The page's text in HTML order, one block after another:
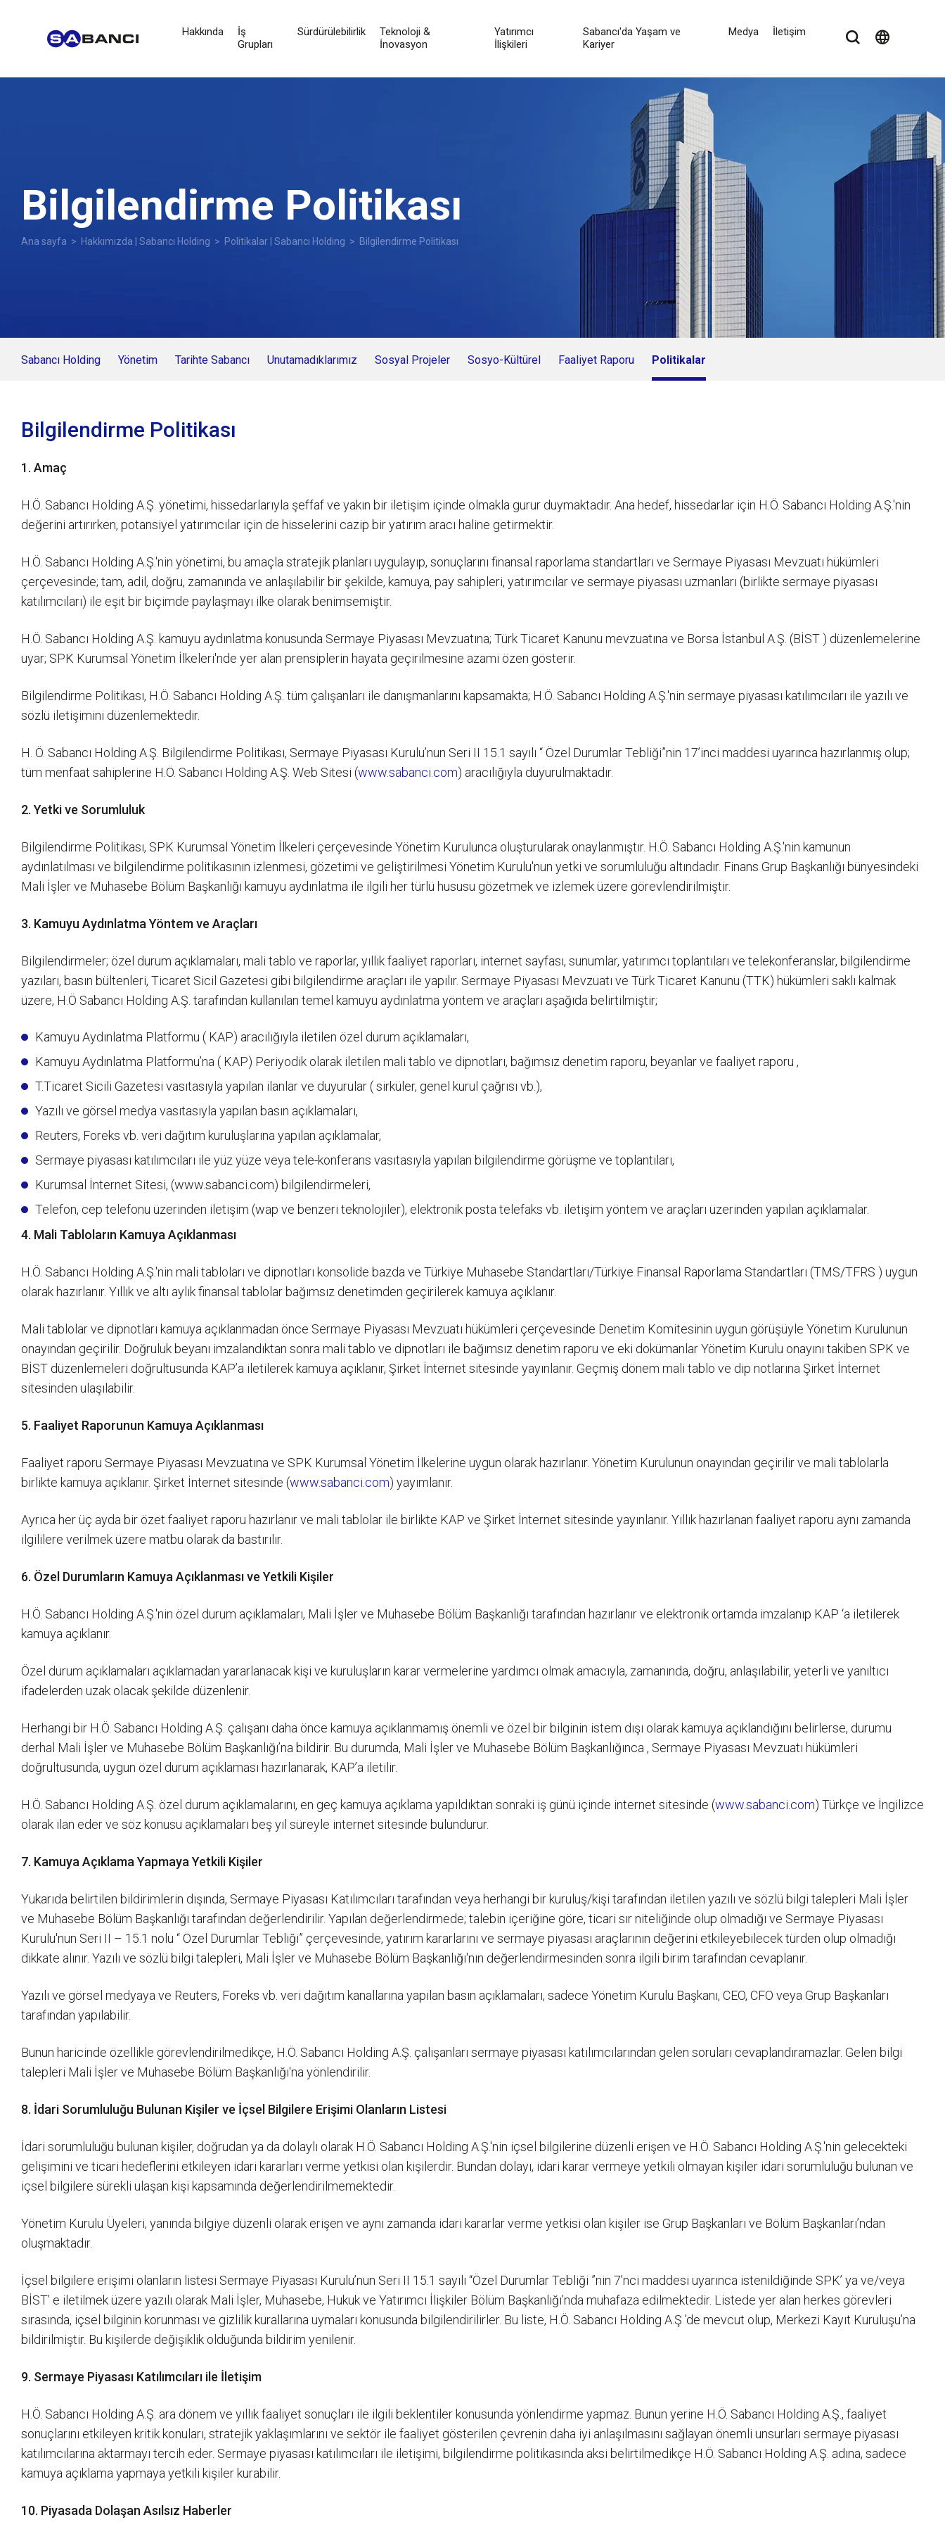
Hakkında
İş
Grupları
Sürdürülebilirlik
Teknoloji &
İnovasyon
Yatırımcı
İlişkileri
Sabancı'da Yaşam ve
Kariyer
Medya İletişim language
Bilgilendirme Politikası
Ana sayfa > Hakkımızda | Sabancı Holding > Politikalar | Sabancı Holding > Bilgilendirme Politikası
Sabancı Holding Yönetim Tarihte Sabancı Unutamadıklarımız Sosyal Projeler Sosyo-Kültürel Faaliyet Raporu Politikalar
Bilgilendirme Politikası
1. Amaç
H.Ö. Sabancı Holding A.Ş. yönetimi, hissedarlarıyla şeffaf ve yakın bir iletişim içinde olmakla gurur duymaktadır. Ana hedef, hissedarlar için H.Ö. Sabancı Holding A.Ş.'nin
değerini artırırken, potansiyel yatırımcılar için de hisselerini cazip bir yatırım aracı haline getirmektir.
H.Ö. Sabancı Holding A.Ş.'nin yönetimi, bu amaçla stratejik planları uygulayıp, sonuçlarını finansal raporlama standartları ve Sermaye Piyasası Mevzuatı hükümleri
çerçevesinde; tam, adil, doğru, zamanında ve anlaşılabilir bir şekilde, kamuya, pay sahipleri, yatırımcılar ve sermaye piyasası uzmanları (birlikte sermaye piyasası
katılımcıları) ile eşit bir biçimde paylaşmayı ilke olarak benimsemiştir.
H.Ö. Sabancı Holding A.Ş. kamuyu aydınlatma konusunda Sermaye Piyasası Mevzuatına; Türk Ticaret Kanunu mevzuatına ve Borsa İstanbul A.Ş. (BİST ) düzenlemelerine
uyar; SPK Kurumsal Yönetim İlkeleri'nde yer alan prensiplerin hayata geçirilmesine azami özen gösterir.
Bilgilendirme Politikası, H.Ö. Sabancı Holding A.Ş. tüm çalışanları ile danışmanlarını kapsamakta; H.Ö. Sabancı Holding A.Ş.'nin sermaye piyasası katılımcıları ile yazılı ve
sözlü iletişimini düzenlemektedir.
H. Ö. Sabancı Holding A.Ş. Bilgilendirme Politikası, Sermaye Piyasası Kurulu’nun Seri II 15.1 sayılı “ Özel Durumlar Tebliği”nin 17’inci maddesi uyarınca hazırlanmış olup;
tüm menfaat sahiplerine H.Ö. Sabancı Holding A.Ş. Web Sitesi (www.sabanci.com) aracılığıyla duyurulmaktadır.
2. Yetki ve Sorumluluk
Bilgilendirme Politikası, SPK Kurumsal Yönetim İlkeleri çerçevesinde Yönetim Kurulunca oluşturularak onaylanmıştır. H.Ö. Sabancı Holding A.Ş.'nin kamunun
aydınlatılması ve bilgilendirme politikasının izlenmesi, gözetimi ve geliştirilmesi Yönetim Kurulu'nun yetki ve sorumluluğu altındadır. Finans Grup Başkanlığı bünyesindeki
Mali İşler ve Muhasebe Bölüm Başkanlığı kamuyu aydınlatma ile ilgili her türlü hususu gözetmek ve izlemek üzere görevlendirilmiştir.
3. Kamuyu Aydınlatma Yöntem ve Araçları
Bilgilendirmeler; özel durum açıklamaları, mali tablo ve raporlar, yıllık faaliyet raporları, internet sayfası, sunumlar, yatırımcı toplantıları ve telekonferanslar, bilgilendirme
yazıları, basın bültenleri, Ticaret Sicil Gazetesi gibi bilgilendirme araçları ile yapılır. Sermaye Piyasası Mevzuatı ve Türk Ticaret Kanunu (TTK) hükümleri saklı kalmak
üzere, H.Ö Sabancı Holding A.Ş. tarafından kullanılan temel kamuyu aydınlatma yöntem ve araçları aşağıda belirtilmiştir;
Kamuyu Aydınlatma Platformu ( KAP) aracılığıyla iletilen özel durum açıklamaları,
Kamuyu Aydınlatma Platformu’na ( KAP) Periyodik olarak iletilen mali tablo ve dipnotları, bağımsız denetim raporu, beyanlar ve faaliyet raporu ,
T.Ticaret Sicili Gazetesi vasıtasıyla yapılan ilanlar ve duyurular ( sirküler, genel kurul çağrısı vb.),
Yazılı ve görsel medya vasıtasıyla yapılan basın açıklamaları,
Reuters, Foreks vb. veri dağıtım kuruluşlarına yapılan açıklamalar,
Sermaye piyasası katılımcıları ile yüz yüze veya tele-konferans vasıtasıyla yapılan bilgilendirme görüşme ve toplantıları,
Kurumsal İnternet Sitesi, (www.sabanci.com) bilgilendirmeleri,
Telefon, cep telefonu üzerinden iletişim (wap ve benzeri teknolojiler), elektronik posta telefaks vb. iletişim yöntem ve araçları üzerinden yapılan açıklamalar.
4. Mali Tabloların Kamuya Açıklanması
H.Ö. Sabancı Holding A.Ş.'nin mali tabloları ve dipnotları konsolide bazda ve Türkiye Muhasebe Standartları/Türkiye Finansal Raporlama Standartları (TMS/TFRS ) uygun
olarak hazırlanır. Yıllık ve altı aylık finansal tablolar bağımsız denetimden geçirilerek kamuya açıklanır.
Mali tablolar ve dipnotları kamuya açıklanmadan önce Sermaye Piyasası Mevzuatı hükümleri çerçevesinde Denetim Komitesinin uygun görüşüyle Yönetim Kurulunun
onayından geçirilir. Doğruluk beyanı imzalandıktan sonra mali tablo ve dipnotları ile bağımsız denetim raporu ve eki dokümanlar Yönetim Kurulu onayını takiben SPK ve
BİST düzenlemeleri doğrultusunda KAP’a iletilerek kamuya açıklanır, Şirket İnternet sitesinde yayınlanır. Geçmiş dönem mali tablo ve dip notlarına Şirket İnternet
sitesinden ulaşılabilir.
5. Faaliyet Raporunun Kamuya Açıklanması
Faaliyet raporu Sermaye Piyasası Mevzuatına ve SPK Kurumsal Yönetim İlkelerine uygun olarak hazırlanır. Yönetim Kurulunun onayından geçirilir ve mali tablolarla
birlikte kamuya açıklanır. Şirket İnternet sitesinde (www.sabanci.com) yayımlanır.
Ayrıca her üç ayda bir özet faaliyet raporu hazırlanır ve mali tablolar ile birlikte KAP ve Şirket İnternet sitesinde yayınlanır. Yıllık hazırlanan faaliyet raporu aynı zamanda
ilgililere verilmek üzere matbu olarak da bastırılır.
6. Özel Durumların Kamuya Açıklanması ve Yetkili Kişiler
H.Ö. Sabancı Holding A.Ş.'nin özel durum açıklamaları, Mali İşler ve Muhasebe Bölüm Başkanlığı tarafından hazırlanır ve elektronik ortamda imzalanıp KAP ‘a iletilerek
kamuya açıklanır.
Özel durum açıklamaları açıklamadan yararlanacak kişi ve kuruluşların karar vermelerine yardımcı olmak amacıyla, zamanında, doğru, anlaşılabilir, yeterli ve yanıltıcı
ifadelerden uzak olacak şekilde düzenlenir.
Herhangi bir H.Ö. Sabancı Holding A.Ş. çalışanı daha önce kamuya açıklanmamış önemli ve özel bir bilginin istem dışı olarak kamuya açıklandığını belirlerse, durumu
derhal Mali İşler ve Muhasebe Bölüm Başkanlığı’na bildirir. Bu durumda, Mali İşler ve Muhasebe Bölüm Başkanlığınca , Sermaye Piyasası Mevzuatı hükümleri
doğrultusunda, uygun özel durum açıklaması hazırlanarak, KAP’a iletilir.
H.Ö. Sabancı Holding A.Ş. özel durum açıklamalarını, en geç kamuya açıklama yapıldıktan sonraki iş günü içinde internet sitesinde (www.sabanci.com) Türkçe ve İngilizce
olarak ilan eder ve söz konusu açıklamaları beş yıl süreyle internet sitesinde bulundurur.
7. Kamuya Açıklama Yapmaya Yetkili Kişiler
Yukarıda belirtilen bildirimlerin dışında, Sermaye Piyasası Katılımcıları tarafından veya herhangi bir kuruluş/kişi tarafından iletilen yazılı ve sözlü bilgi talepleri Mali İşler
ve Muhasebe Bölüm Başkanlığı tarafından değerlendirilir. Yapılan değerlendirmede; talebin içeriğine göre, ticari sır niteliğinde olup olmadığı ve Sermaye Piyasası
Kurulu'nun Seri II – 15.1 nolu “ Özel Durumlar Tebliği” çerçevesinde, yatırım kararlarını ve sermaye piyasası araçlarının değerini etkileyebilecek türden olup olmadığı
dikkate alınır. Yazılı ve sözlü bilgi talepleri, Mali İşler ve Muhasebe Bölüm Başkanlığı'nın değerlendirmesinden sonra ilgili birim tarafından cevaplanır.
Yazılı ve görsel medyaya ve Reuters, Foreks vb. veri dağıtım kanallarına yapılan basın açıklamaları, sadece Yönetim Kurulu Başkanı, CEO, CFO veya Grup Başkanları
tarafından yapılabilir.
Bunun haricinde özellikle görevlendirilmedikçe, H.Ö. Sabancı Holding A.Ş. çalışanları sermaye piyasası katılımcılarından gelen soruları cevaplandıramazlar. Gelen bilgi
talepleri Mali İşler ve Muhasebe Bölüm Başkanlığı'na yönlendirilir.
8. İdari Sorumluluğu Bulunan Kişiler ve İçsel Bilgilere Erişimi Olanların Listesi
İdari sorumluluğu bulunan kişiler, doğrudan ya da dolaylı olarak H.Ö. Sabancı Holding A.Ş.'nin içsel bilgilerine düzenli erişen ve H.Ö. Sabancı Holding A.Ş.'nin gelecekteki
gelişimini ve ticari hedeflerini etkileyen idari kararları verme yetkisi olan kişilerdir. Bundan dolayı, idari karar vermeye yetkili olmayan kişiler idari sorumluluğu bulunan ve
içsel bilgilere sürekli ulaşan kişi kapsamında değerlendirilmemektedir.
Yönetim Kurulu Üyeleri, yanında bilgiye düzenli olarak erişen ve aynı zamanda idari kararlar verme yetkisi olan kişiler ise Grup Başkanları ve Bölüm Başkanları’ndan
oluşmaktadır.
İçsel bilgilere erişimi olanların listesi Sermaye Piyasası Kurulu’nun Seri II 15.1 sayılı “Özel Durumlar Tebliği ”nin 7’nci maddesi uyarınca istenildiğinde SPK’ ya ve/veya
BİST’ e iletilmek üzere yazılı olarak Mali İşler, Muhasebe, Hukuk ve Yatırımcı İlişkiler Bölüm Başkanlığı’nda muhafaza edilmektedir. Listede yer alan herkes görevleri
sırasında, içsel bilginin korunması ve gizlilik kurallarına uymaları konusunda bilgilendirilirler. Bu liste, H.Ö. Sabancı Holding A.Ş ’de mevcut olup, Merkezi Kayıt Kuruluşu’na
bildirilmiştir. Bu kişilerde değişiklik olduğunda bildirim yenilenir.
9. Sermaye Piyasası Katılımcıları ile İletişim
H.Ö. Sabancı Holding A.Ş. ara dönem ve yıllık faaliyet sonuçları ile ilgili beklentiler konusunda yönlendirme yapmaz. Bunun yerine H.Ö. Sabancı Holding A.Ş., faaliyet
sonuçlarını etkileyen kritik konuları, stratejik yaklaşımlarını ve sektör ile faaliyet gösterilen çevrenin daha iyi anlaşılmasını sağlayan önemli unsurları sermaye piyasası
katılımcılarına aktarmayı tercih eder. Sermaye piyasası katılımcıları ile iletişimi, bilgilendirme politikasında aksi belirtilmedikçe H.Ö. Sabancı Holding A.Ş. adına, sadece
kamuya açıklama yapmaya yetkili kişiler kurabilir.
10. Piyasada Dolaşan Asılsız Haberler